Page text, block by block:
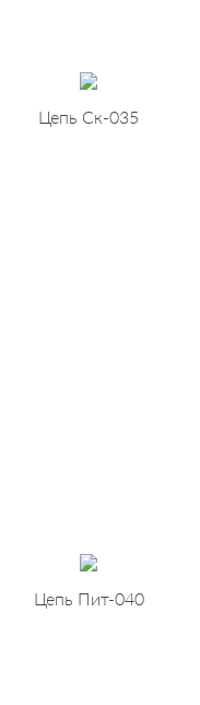
Цепь Ск-035
Цепь Пит-040